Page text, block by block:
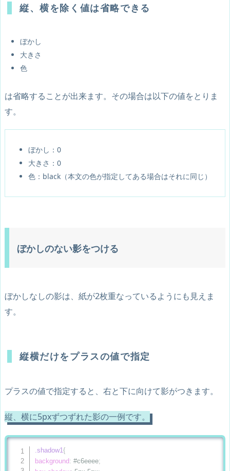
縦、横を除く値は省略できる
ぼかし
大きさ
色
は省略することが出来ます。その場合は以下の値をとりま
す。
ぼかし：0
大きさ：0
色：black（本文の色が指定してある場合はそれに同じ）
ぼかしのない影をつける
ぼかしなしの影は、紙が2枚重なっているようにも見えま
す。
縦横だけをプラスの値で指定
プラスの値で指定すると、右と下に向けて影がつきます。
縦、横に5pxずつずれた影の一例です。
.shadow1{
background : #c6eeee;